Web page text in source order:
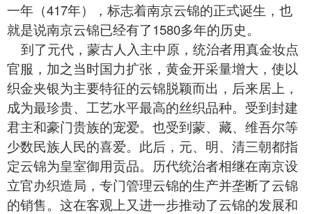
一年（417年），标志着南京云锦的正式诞生，也
就是说南京云锦已经有了1580多年的历史。
到了元代，蒙古人入主中原，统治者用真金妆点
官服，加之当时国力扩张，黄金开采量增大，使以
织金夹银为主要特征的云锦脱颖而出，后来居上，
成为最珍贵、工艺水平最高的丝织品种。受到封建
君主和豪门贵族的宠爱。也受到蒙、藏、维吾尔等
少数民族人民的喜爱。此后，元、明、清三朝都指
定云锦为皇室御用贡品。历代统治者相继在南京设
立官办织造局，专门管理云锦的生产并垄断了云锦
的销售。这在客观上又进一步推动了云锦的发展和